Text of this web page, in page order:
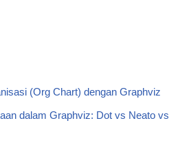
(Org Chart) dengan Graphviz
dalam Graphviz: Dot vs Neato vs